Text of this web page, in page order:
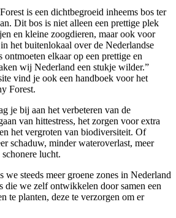
is een dichtbegroeid inheems bos ter
Dit bos is niet alleen een prettige plek
en kleine zoogdieren, maar ook voor
het buitenlokaal over de Nederlandse
ontmoeten elkaar op een prettige en
wij Nederland een stukje wilder.”
vind je ook een handboek voor het
Forest.
je bij aan het verbeteren van de
van hittestress, het zorgen voor extra
het vergroten van biodiversiteit. Of
schaduw, minder wateroverlast, meer
lucht.
we steeds meer groene zones in Nederland
die we zelf ontwikkelen door samen een
te planten, deze te verzorgen om er